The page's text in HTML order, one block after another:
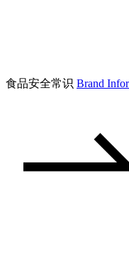
食品安全常识 Brand